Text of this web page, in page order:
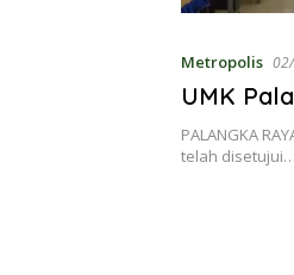
Metropolis
UMK
PALANGKA
telah disetujui…